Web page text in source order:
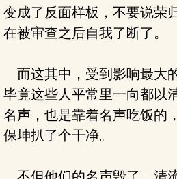
变成了反面样板，不要说荣
在被审查之后自我了断了。
而这其中，受到影响最大
毕竟这些人平常里一向都以
名声，也是靠着名声吃饭的
保坤扒了个干净。